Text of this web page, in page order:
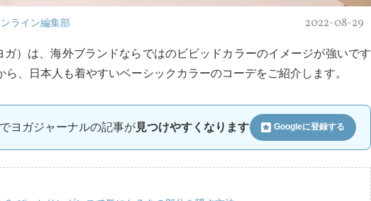
ライン編集部 2022-08-29
ガ）は、海外ブランドならではのビビッドカラーのイメージが強いです
ら、日本人も着やすいベーシックカラーのコーデをご紹介します。
ヨガジャーナルの記事が見つけやすくなります Googleに登録する